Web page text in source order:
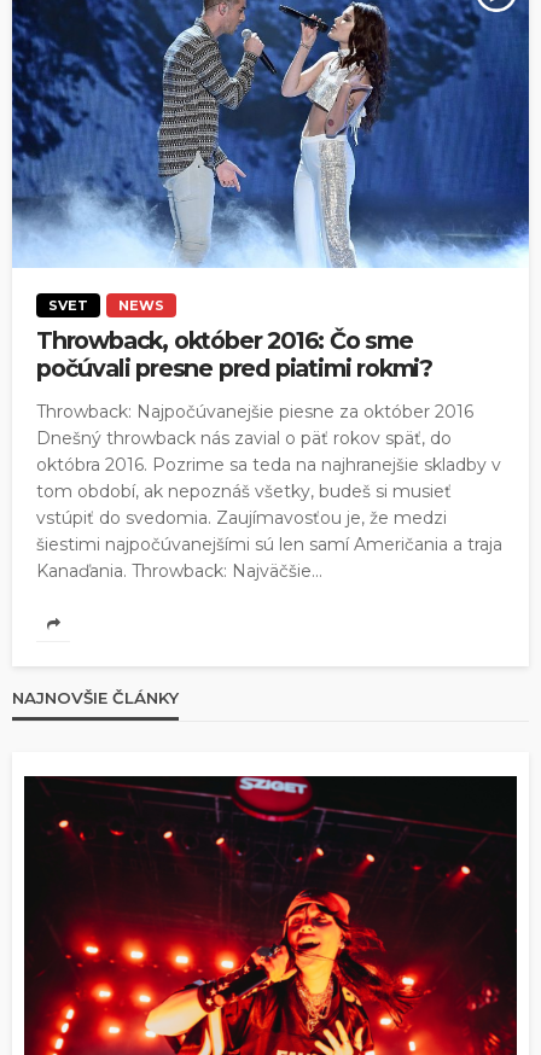
SVET NEWS
Throwback, október 2016: Čo sme
počúvali presne pred piatimi rokmi?
Throwback: Najpočúvanejšie piesne za október 2016
Dnešný throwback nás zavial o päť rokov späť, do
októbra 2016. Pozrime sa teda na najhranejšie skladby v
tom období, ak nepoznáš všetky, budeš si musieť
vstúpiť do svedomia. Zaujímavosťou je, že medzi
šiestimi najpočúvanejšími sú len samí Američania a traja
Kanaďania. Throwback: Najväčšie...
NAJNOVŠIE ČLÁNKY